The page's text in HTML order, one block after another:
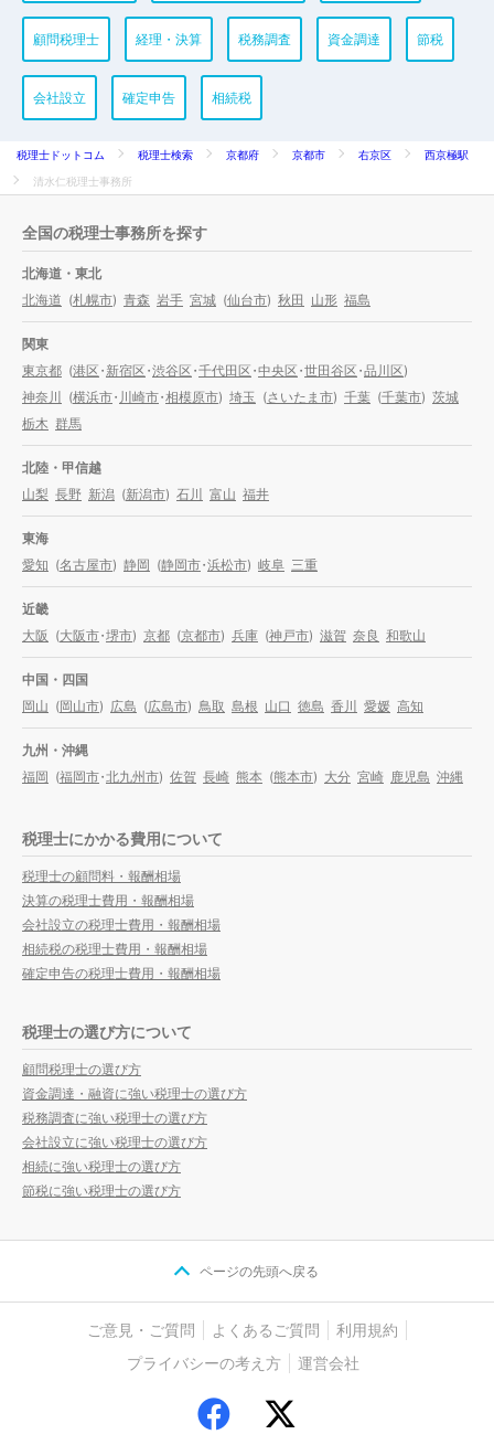
顧問税理士 経理・決算 税務調査 資金調達 節税
会社設立 確定申告 相続税
税理士ドットコム 税理士検索 京都府 京都市 右京区
西京極駅
清水仁税理士事務所
全国の税理士事務所を探す
北海道・東北
北海道 (札幌市) 青森 岩手 宮城 (仙台市) 秋田 山形 福島
関東
東京都 (港区・新宿区・渋谷区・千代田区・中央区・世田谷区・品川区)
神奈川 (横浜市・川崎市・相模原市) 埼玉 (さいたま市) 千葉 (千葉市) 茨城
栃木 群馬
北陸・甲信越
山梨 長野 新潟 (新潟市) 石川 富山 福井
東海
愛知 (名古屋市) 静岡 (静岡市・浜松市) 岐阜 三重
近畿
大阪 (大阪市・堺市) 京都 (京都市) 兵庫 (神戸市) 滋賀 奈良 和歌山
中国・四国
岡山 (岡山市) 広島 (広島市) 鳥取 島根 山口 徳島 香川 愛媛 高知
九州・沖縄
福岡 (福岡市・北九州市) 佐賀 長崎 熊本 (熊本市) 大分 宮崎 鹿児島 沖縄
税理士にかかる費用について
税理士の顧問料・報酬相場
決算の税理士費用・報酬相場
会社設立の税理士費用・報酬相場
相続税の税理士費用・報酬相場
確定申告の税理士費用・報酬相場
税理士の選び方について
顧問税理士の選び方
資金調達・融資に強い税理士の選び方
税務調査に強い税理士の選び方
会社設立に強い税理士の選び方
相続に強い税理士の選び方
節税に強い税理士の選び方
ページの先頭へ戻る
ご意見・ご質問 よくあるご質問
利用規約
プライバシーの考え方
運営会社